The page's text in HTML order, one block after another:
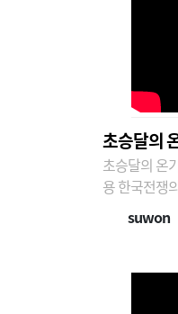
초승달의
초승달의 온기
용 한국전쟁의 참혹함 속에서 부모를 잃고
거리를 헤매
싼 튀르키예
에게 교육의
suwon